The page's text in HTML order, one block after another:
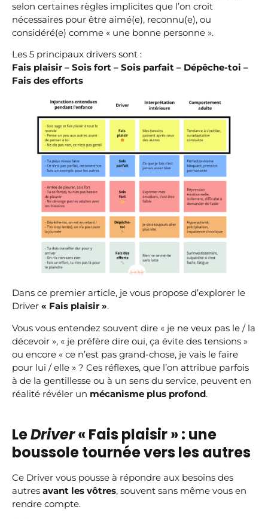
selon certaines règles implicites que l’on croit
nécessaires pour être aimé(e), reconnu(e), ou
considéré(e) comme « une bonne personne ».
Les 5 principaux drivers sont :
Fais plaisir – Sois fort – Sois parfait – Dépêche-toi –
Fais des efforts
Dans ce premier article, je vous propose d’explorer le
Driver « Fais plaisir ».
Vous vous entendez souvent dire « je ne veux pas le / la
décevoir », « je préfère dire oui, ça évite des tensions »
ou encore « ce n’est pas grand-chose, je vais le faire
pour lui / elle » ? Ces réflexes, que l’on attribue parfois
à de la gentillesse ou à un sens du service, peuvent en
réalité révéler un mécanisme plus profond.
LeDriver« Fais plaisir » : une
boussole tournée vers les autres
Ce Driver vous pousse à répondre aux besoins des
autres avant les vôtres, souvent sans même vous en
rendre compte.